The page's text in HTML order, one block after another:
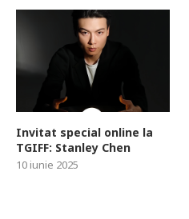
Invitat special online la
TGIFF: Stanley Chen
10 iunie 2025